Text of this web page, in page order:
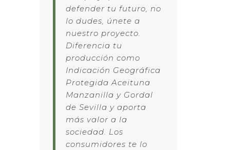
defender tu futuro, no
lo dudes, únete a
nuestro proyecto.
Diferencia tu
producción como
Indicación Geográfica
Protegida Aceituna
Manzanilla y Gordal
de Sevilla y aporta
más valor a la
sociedad. Los
consumidores te lo